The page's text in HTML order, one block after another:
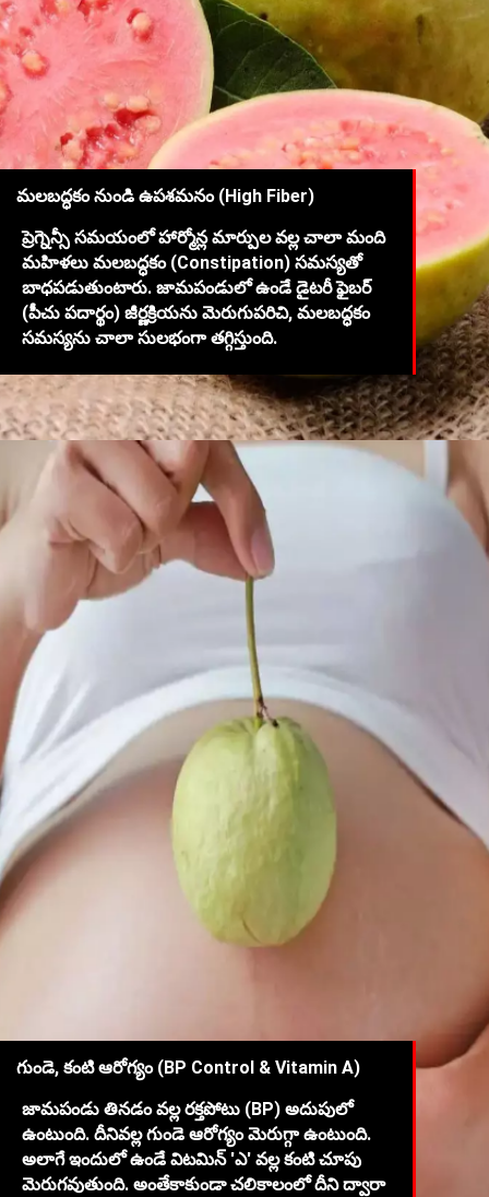
మలబద్ధకం నుండి ఉపశమనం (High Fiber)
ప్రెగ్నెన్సీ సమయంలో హార్మోన్ల మార్పుల వల్ల చాలా మంది
మహిళలు మలబద్ధకం (Constipation) సమస్యతో
బాధపడుతుంటారు. జామపండులో ఉండే డైటరీ ఫైబర్
(పీచు పదార్థం) జీర్ణక్రియను మెరుగుపరిచి, మలబద్ధకం
సమస్యను చాలా సులభంగా తగ్గిస్తుంది.
గుండె, కంటి ఆరోగ్యం (BP Control & Vitamin A)
జామపండు తినడం వల్ల రక్తపోటు (BP) అదుపులో
ఉంటుంది. దీనివల్ల గుండె ఆరోగ్యం మెరుగ్గా ఉంటుంది.
అలాగే ఇందులో ఉండే విటమిన్ 'ఎ' వల్ల కంటి చూపు
మెరుగవుతుంది. అంతేకాకుండా చలికాలంలో దీని ద్వారా